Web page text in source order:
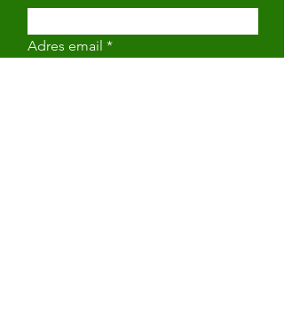
Adres email